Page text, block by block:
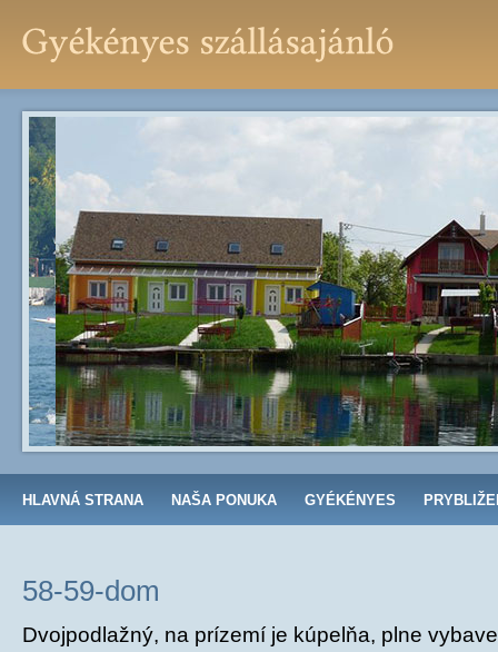
HLAVNÁ STRANA NAŠA PONUKA GYÉKÉNYES
58-59-dom
Dvojpodlažný, na prízemí je kúpelňa, plne